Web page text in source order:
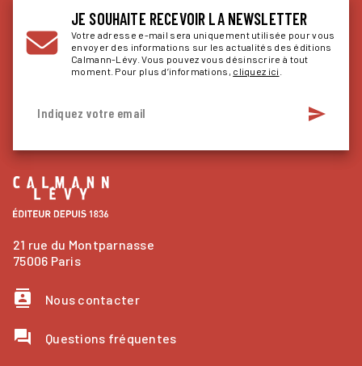
JE SOUHAITE RECEVOIR LA NEWSLETTER
Votre adresse e-mail sera uniquement utilisée pour vous
envoyer des informations sur les actualités des éditions
Calmann-Lévy. Vous pouvez vous désinscrire à tout
moment. Pour plus d’informations, cliquez ici
Indiquez votre email send
21 rue du Montparnasse
75006 Paris
contacts Nous contacter
question_answer Questions fréquentes